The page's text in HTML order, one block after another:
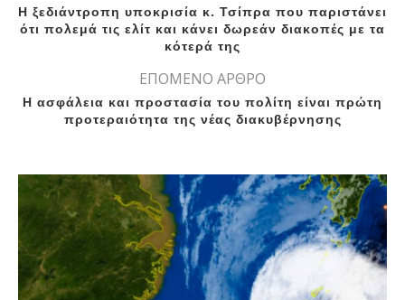
Η ξεδιάντροπη υποκρισία κ. Τσίπρα που παριστάνει
ότι πολεμά τις ελίτ και κάνει δωρεάν διακοπές με τα
κότερά της
ΕΠΟΜΕΝΟ ΑΡΘΡΟ
Η ασφάλεια και προστασία του πολίτη είναι πρώτη
προτεραιότητα της νέας διακυβέρνησης